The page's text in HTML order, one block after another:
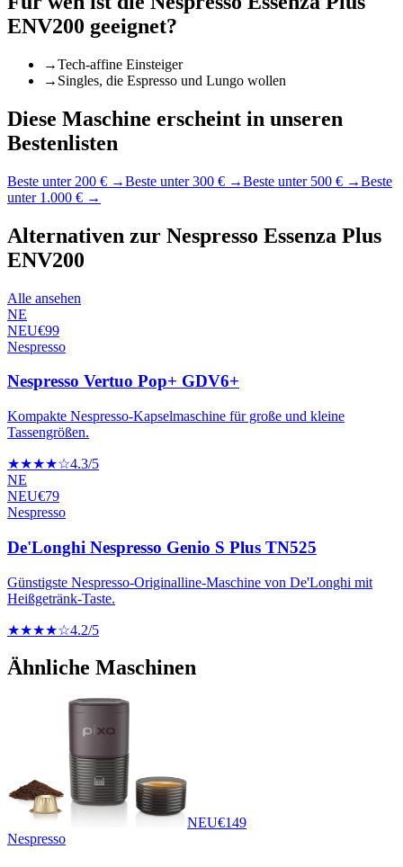
ENV200 geeignet?
→Tech-affine Einsteiger
→ Singles, die Espresso und Lungo wollen
Diese Maschine erscheint in unseren
Bestenlisten
Beste unter 200 € →Beste unter 300 € →Beste unter 500 € →Beste
unter 1.000 € →
Alternativen zur Nespresso Essenza Plus
ENV200
Alle ansehen
NE
NEU€99
Nespresso
Nespresso Vertuo Pop+ GDV6+
Kompakte Nespresso-Kapselmaschine für große und kleine
Tassengrößen.
★★★★☆4.3/5
NE
NEU€79
Nespresso
De'Longhi Nespresso Genio S Plus TN525
Günstigste Nespresso-Originalline-Maschine von De'Longhi mit
Heißgetränk-Taste.
★★★★☆4.2/5
Ähnliche Maschinen
NEU€149
Nespresso